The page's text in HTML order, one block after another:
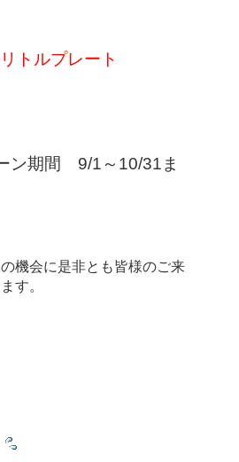
ルリトルプレート
ン期間　9/1～10/31ま
機会に是非とも皆様のご来